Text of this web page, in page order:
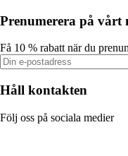
Prenumerera på vårt
Få 10 % rabatt när du
Håll kontakten
Följ oss på sociala medier